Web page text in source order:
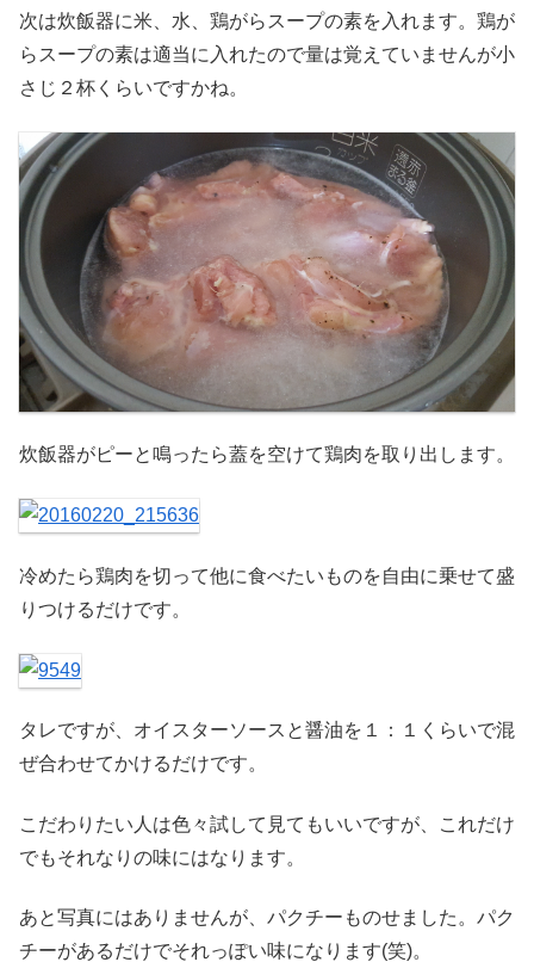
次は炊飯器に米、水、鶏がらスープの素を入れます。鶏が
らスープの素は適当に入れたので量は覚えていませんが小
さじ２杯くらいですかね。
炊飯器がピーと鳴ったら蓋を空けて鶏肉を取り出します。
冷めたら鶏肉を切って他に食べたいものを自由に乗せて盛
りつけるだけです。
タレですが、オイスターソースと醤油を１：１くらいで混
ぜ合わせてかけるだけです。
こだわりたい人は色々試して見てもいいですが、これだけ
でもそれなりの味にはなります。
あと写真にはありませんが、パクチーものせました。パク
チーがあるだけでそれっぽい味になります(笑)。